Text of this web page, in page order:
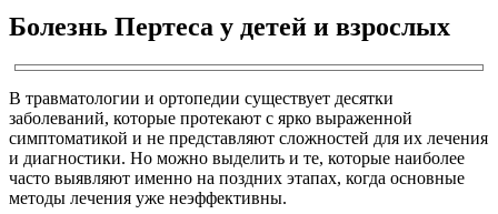
Болезнь Пертеса у детей и взрослых
В травматологии и ортопедии существует десятки
заболеваний, которые протекают с ярко выраженной
симптоматикой и не представляют сложностей для их лечения
и диагностики. Но можно выделить и те, которые наиболее
часто выявляют именно на поздних этапах, когда основные
методы лечения уже неэффективны.